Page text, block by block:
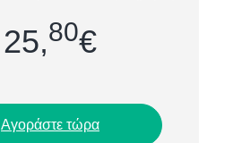
στυλ και άνεση....
25,80€
Αγοράστε τώρα